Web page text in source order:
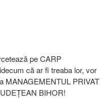
pe CARP
că ar fi treaba lor, vor
MANAGEMENTUL PRIVAT
BIHOR!